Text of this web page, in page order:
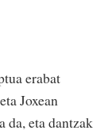
erabat
Joxean
da, eta dantzak